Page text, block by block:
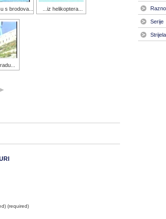
s brodova... ...iz helikoptera...
►
(required)
Razno
Serije